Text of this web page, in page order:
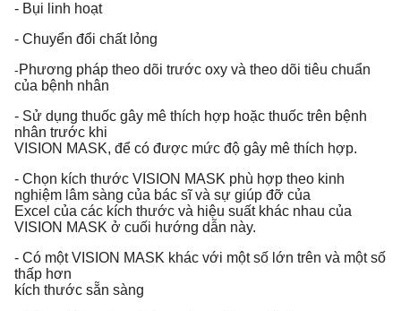
- Bụi linh hoạt
- Chuyển đổi chất lỏng
-Phương pháp theo dõi trước oxy và theo dõi tiêu chuẩn
của bệnh nhân
- Sử dụng thuốc gây mê thích hợp hoặc thuốc trên bệnh
nhân trước khi
VISION MASK, để có được mức độ gây mê thích hợp.
- Chọn kích thước VISION MASK phù hợp theo kinh
nghiệm lâm sàng của bác sĩ và sự giúp đỡ của
Excel của các kích thước và hiệu suất khác nhau của
VISION MASK ở cuối hướng dẫn này.
- Có một VISION MASK khác với một số lớn trên và một số
thấp hơn
kích thước sẵn sàng